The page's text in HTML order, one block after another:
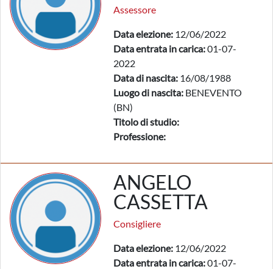
Assessore
Data elezione: 12/06/2022
Data entrata in carica:01-07-
2022
Data di nascita: 16/08/1988
Luogo di nascita: BENEVENTO
(BN)
Titolo di studio:
Professione:
ANGELO
CASSETTA
Consigliere
Data elezione: 12/06/2022
Data entrata in carica:01-07-